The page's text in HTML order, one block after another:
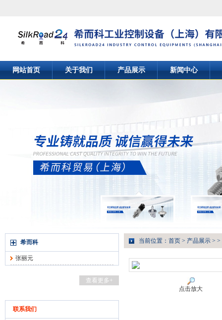
网站首页 关于我们 产品展示 新闻中心
希而科
张丽元
查看更多+
联系我们
当前位置： 首页 > 产品展示 > >
点击放大